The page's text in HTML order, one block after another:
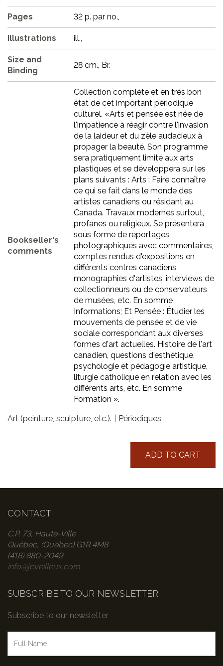
Pages 32 p. par no.,
Illustrations ill.,
Size and
Binding
28 cm., Br.
Bookseller's
comments
Collection complète et en très bon
état de cet important périodique
culturel. «Arts et pensée est née de
l'impatience à réagir contre l'invasion
de la laideur et du zèle audacieux à
propager la beauté. Son programme
sera pratiquement limité aux arts
plastiques et se développera sur les
plans suivants : Arts : Faire connaître
ce qui se fait dans le monde des
artistes canadiens ou résidant au
Canada. Travaux modernes surtout,
profanes ou religieux. Se présentera
sous forme de reportages
photographiques avec commentaires,
comptes rendus d'expositions en
différents centres canadiens,
monographies d'artistes, interviews de
collectionneurs ou de conservateurs
de musées, etc. En somme
Informations; Et Pensée : Étudier les
mouvements de pensée et de vie
sociale correspondant aux diverses
formes d'art actuelles. Histoire de l'art
canadien, questions d'esthétique,
psychologie et pédagogie artistique,
liturgie catholique en relation avec les
différents arts, etc. En somme
Formation ».
Art (peinture, sculpture, etc.). Périodiques
ADD TO CART
CONTACT
C.P. 73, Haute-Ville
Québec, (Québec) G1R 4M8
(418) 880-2049
info@jcveilleux.com
SUBSCRIBE TO OUR NEWSLETTER
Subscribe to our newsletter